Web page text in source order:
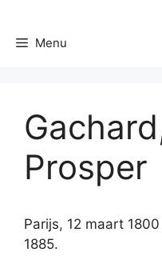
Menu
Prosper
Parijs, 12 maart
1885.